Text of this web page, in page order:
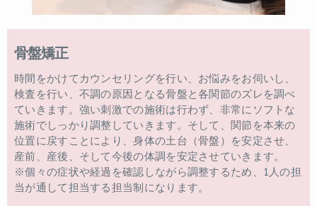
骨盤矯正
時間をかけてカウンセリングを行い、お悩みをお伺いし、
検査を行い、不調の原因となる骨盤と各関節のズレを調べ
ていきます。強い刺激での施術は行わず、非常にソフトな
施術でしっかり調整していきます。そして、関節を本来の
位置に戻すことにより、身体の土台（骨盤）を安定させ、
産前、産後、そして今後の体調を安定させていきます。
※個々の症状や経過を確認しながら調整するため、1人の担
当が通して担当する担当制になります。